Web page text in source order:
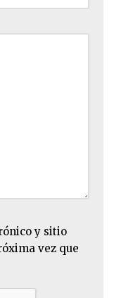
y sitio
vez que